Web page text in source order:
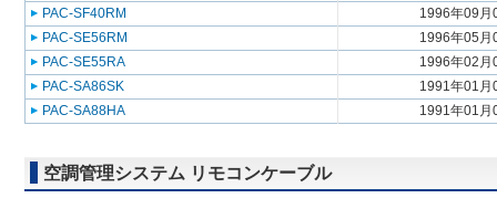
PAC-SF40RM
1996年09月
PAC-SE56RM
1996年05月
PAC-SE55RA
1996年02月
PAC-SA86SK
1991年01月
PAC-SA88HA
1991年01月
空調管理システム リモコンケーブル